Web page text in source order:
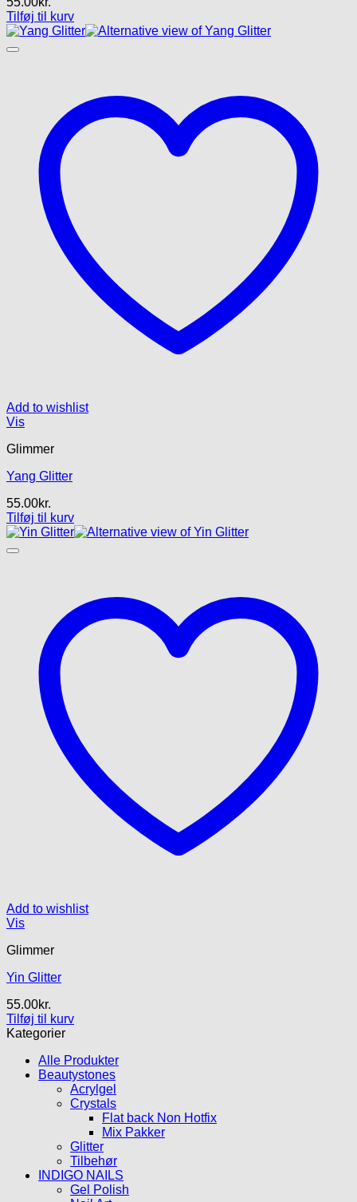
Tilføj til kurv
Add to wishlist
Vis
Glimmer
Yang Glitter
55.00kr.
Tilføj til kurv
Add to wishlist
Vis
Glimmer
Yin Glitter
55.00kr.
Tilføj til kurv
Kategorier
Alle Produkter
Beautystones
Acrylgel
Crystals
Flat back Non Hotfix
Mix Pakker
Glitter
Tilbehør
INDIGO NAILS
Gel Polish